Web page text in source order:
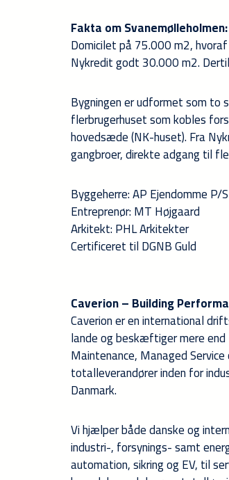
Fakta om Svanemølleholmen:
Domicilet på 75.000 m2,
Nykredit godt 30.000 m2.
Bygningen er udformet som to
flerbrugerhuset som kobles
hovedsæde (NK-huset). Fra
gangbroer, direkte adgang til
Byggeherre: AP Ejendomme P/S
Entreprenør: MT Højgaard
Arkitekt: PHL Arkitekter
Certificeret til DGNB Guld
Caverion – Building
Caverion er en international
lande og beskæftiger mere
Maintenance, Managed
totalleverandører inden for
Danmark.
Vi hjælper både danske og
industri-, forsynings- samt
automation, sikring og EV, til